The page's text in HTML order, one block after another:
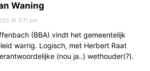
Waning
At 3:11 pm
(BBA) vindt het gemeentelijk
warrig. Logisch, met Herbert Raat
(nou ja..) wethouder(?).